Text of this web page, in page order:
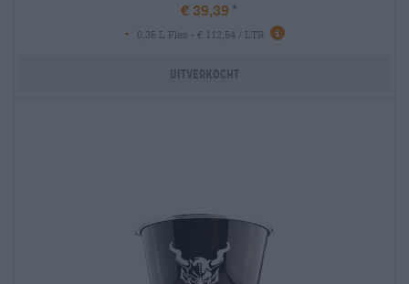
€ 39,39
-
0,35 L Fles - € 112,54 / LTR
Uitverkocht